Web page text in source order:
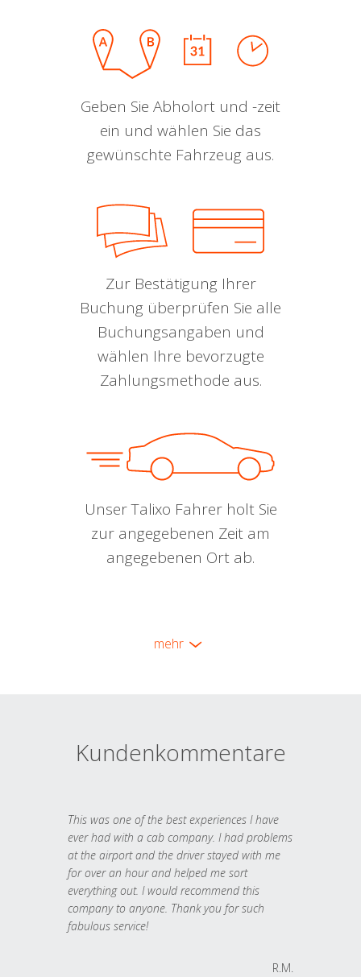
Geben Sie Abholort und -zeit
ein und wählen Sie das
gewünschte Fahrzeug aus.
Zur Bestätigung Ihrer
Buchung überprüfen Sie alle
Buchungsangaben und
wählen Ihre bevorzugte
Zahlungsmethode aus.
Unser Talixo Fahrer holt Sie
zur angegebenen Zeit am
angegebenen Ort ab.
mehr
Kundenkommentare
This was one of the best experiences I have
ever had with a cab company. I had problems
at the airport and the driver stayed with me
for over an hour and helped me sort
everything out. I would recommend this
company to anyone. Thank you for such
fabulous service!
R.M.